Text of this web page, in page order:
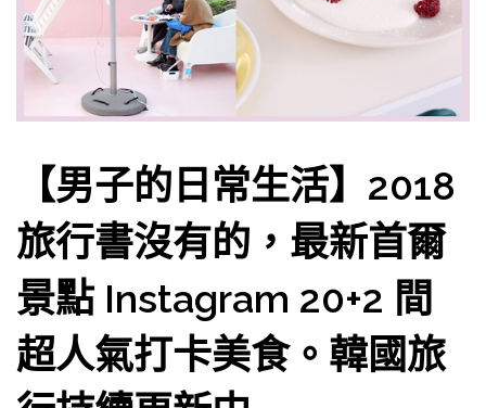
【男子的日常生活】2018
旅行書沒有的，最新首爾
景點 Instagram 20+2 間
超人氣打卡美食。韓國旅